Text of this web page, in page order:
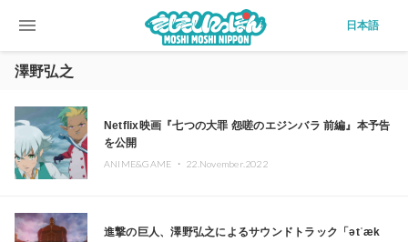
menu 日本語
澤野弘之
Netflix映画『七つの大罪 怨嗟のエジンバラ 前編』本予告
を公開
ANIME&GAME ・ 22.November.2022
進撃の巨人、澤野弘之によるサウンドトラック「ətˈæk